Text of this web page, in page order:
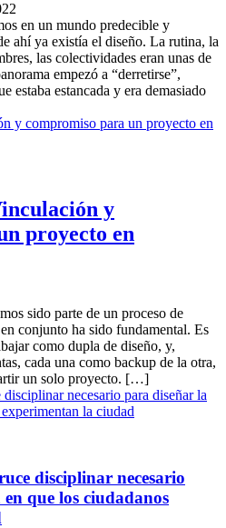
en un mundo predecible y
ahí ya existía el diseño. La rutina, la
las colectividades eran unas de
empezó a “derretirse”,
estaba estancada y era demasiado
y
proyecto en
sido parte de un proceso de
conjunto ha sido fundamental. Es
como dupla de diseño, y,
cada una como backup de la otra,
un solo proyecto. […]
disciplinar necesario
que los ciudadanos